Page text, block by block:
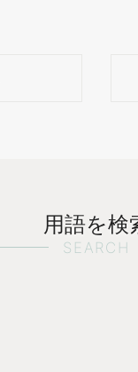
用語を検
SEARCH